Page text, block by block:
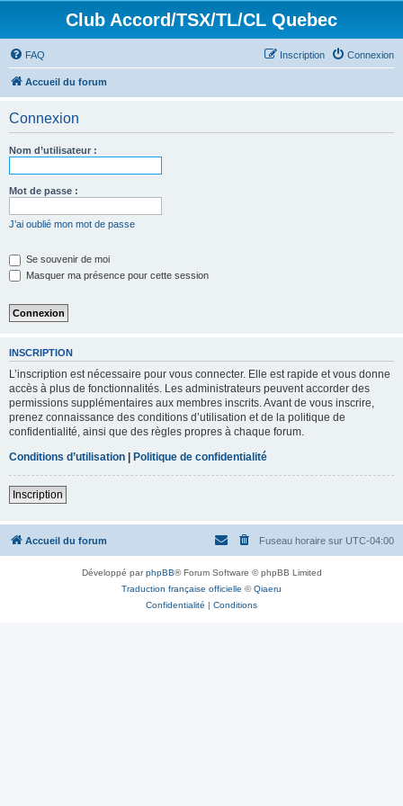
Club Accord/TSX/TL/CL Quebec
FAQ Connexion
Inscription
Accueil du forum
Connexion
Nom d’utilisateur :
Mot de passe :
J’ai oublié mon mot de passe
Se souvenir de moi
Masquer ma présence pour cette session
INSCRIPTION
L’inscription est nécessaire pour vous connecter. Elle est rapide et vous donne
accès à plus de fonctionnalités. Les administrateurs peuvent accorder des
permissions supplémentaires aux membres inscrits. Avant de vous inscrire,
prenez connaissance des conditions d’utilisation et de la politique de
confidentialité, ainsi que des règles propres à chaque forum.
Conditions d’utilisation | Politique de confidentialité
Inscription
Accueil du forum Fuseau horaire sur UTC-04:00
Développé parphpBB® Forum Software © phpBB Limited
Traduction française officielle ©Qiaeru
Confidentialité | Conditions